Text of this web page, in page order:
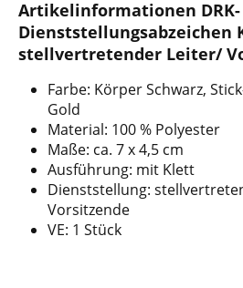
Artikelinformationen DRK-
Dienststellungsabzeichen
stellvertretender Leiter/
Farbe: Körper Schwarz,
Gold
Material: 100 % Polyester
Maße: ca. 7 x 4,5 cm
Ausführung: mit Klett
Dienststellung:
Vorsitzende
VE: 1 Stück